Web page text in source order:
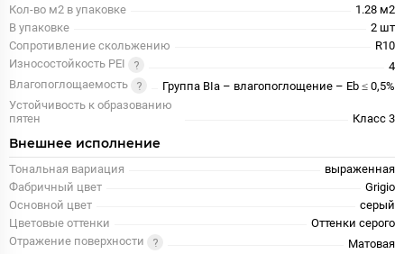
Кол-во м2 в упаковке
1.28 м2
В упаковке
2 шт
Сопротивление скольжению
R10
Износостойкость PEI
4
Влагопоглощаемость
Группа BIa – влагопоглощение – Eb ≤ 0,5%
Устойчивость к образованию
пятен
Класс 3
Внешнее исполнение
Тональная вариация
выраженная
Фабричный цвет
Grigio
Основной цвет
серый
Цветовые оттенки
Оттенки серого
Отражение поверхности
Матовая